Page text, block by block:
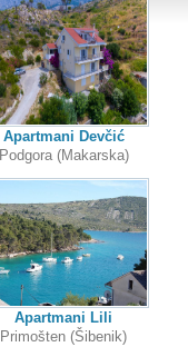
Apartmani Devčić
Podgora (Makarska)
Apartmani Lili
Primošten (Šibenik)